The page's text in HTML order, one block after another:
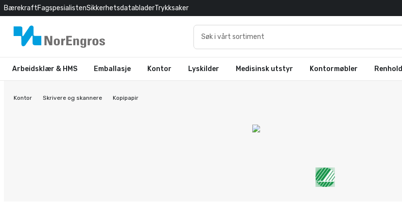
BærekraftFagspesialistenSikkerhetsdatabladerTrykksaker
Arbeidsklær & HMS Emballasje Kontor Lyskilder Medisinsk utstyr Kontormøbler Renhold
Kontor Skrivere og skannere Kopipapir